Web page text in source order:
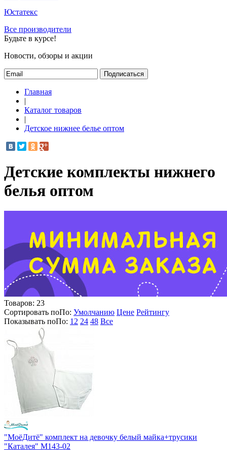
Юстатекс
Все производители
Будьте в курсе!
Новости, обзоры и акции
Подписаться
Главная
|
Каталог товаров
|
Детское нижнее белье оптом
Детские комплекты нижнего
белья оптом
Товаров: 23
Сортировать поПо: Умолчанию Цене Рейтингу
Показывать поПо: 12 24 48 Все
"МоёДитё" комплект на девочку белый майка+трусики
"Каталея" М143-02